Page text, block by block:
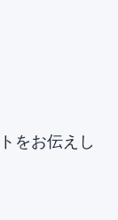
をお伝えし